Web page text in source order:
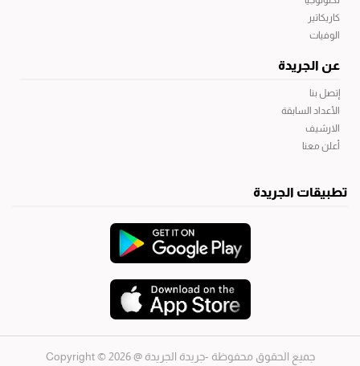
كاريكاتير
الوفيات
عن الجريدة
إتصل بنا
الأعداد السابقة
الارشيف
أعلن معنا
تطبيقات الجريدة
جميع الحقوق محفوظة -جريدة الجريدة@ 2026 © Copyright